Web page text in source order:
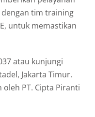
tim training
untuk memastikan
atau kunjungi
Jakarta Timur.
PT. Cipta Piranti